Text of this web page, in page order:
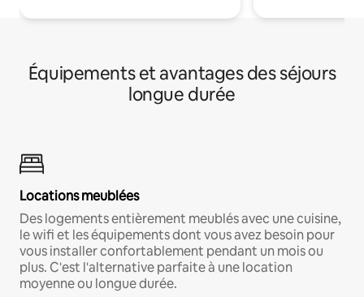
Équipements et avantages des séjours
longue durée
Locations meublées
Des logements entièrement meublés avec une cuisine,
le wifi et les équipements dont vous avez besoin pour
vous installer confortablement pendant un mois ou
plus. C'est l'alternative parfaite à une location
moyenne ou longue durée.